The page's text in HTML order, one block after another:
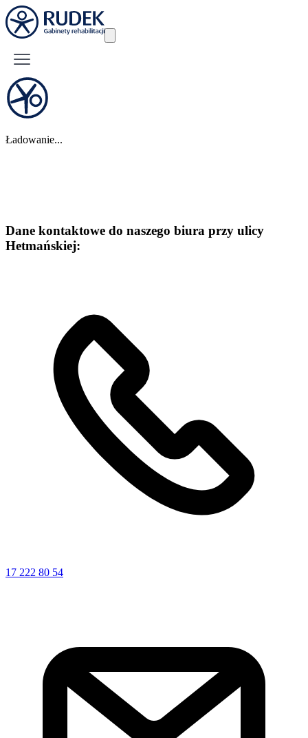
Ładowanie...
Dane kontaktowe do naszego biura przy ulicy
Hetmańskiej:
17 222 80 54